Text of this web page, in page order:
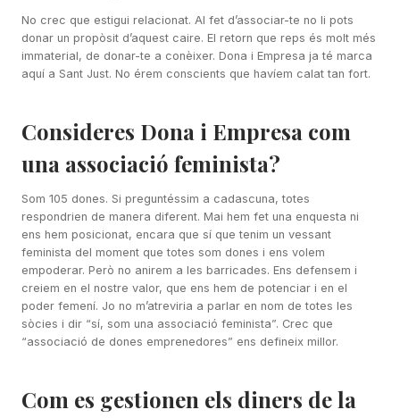
No crec que estigui relacionat. Al fet d’associar-te no li pots
donar un propòsit d’aquest caire. El retorn que reps és molt més
immaterial, de donar-te a conèixer. Dona i Empresa ja té marca
aquí a Sant Just. No érem conscients que havíem calat tan fort.
Consideres Dona i Empresa com
una associació feminista?
Som 105 dones. Si preguntéssim a cadascuna, totes
respondrien de manera diferent. Mai hem fet una enquesta ni
ens hem posicionat, encara que sí que tenim un vessant
feminista del moment que totes som dones i ens volem
empoderar. Però no anirem a les barricades. Ens defensem i
creiem en el nostre valor, que ens hem de potenciar i en el
poder femení. Jo no m’atreviria a parlar en nom de totes les
sòcies i dir “sí, som una associació feminista”. Crec que
“associació de dones emprenedores” ens defineix millor.
Com es gestionen els diners de la